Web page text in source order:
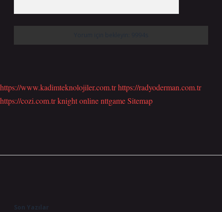
https://www.kadimteknolojiler.com.trhttps://radyoderman.com.tr
https://cozi.com.trknight onlinenttgameSitemap
Son Yazılar